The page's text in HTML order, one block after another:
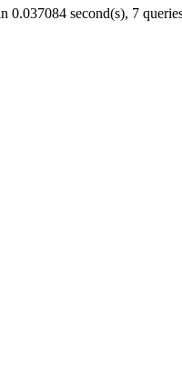
0.037084 second(s), 7